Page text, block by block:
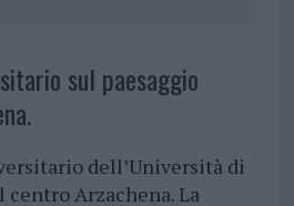
sul paesaggio
dell’Università di
Arzachena. La